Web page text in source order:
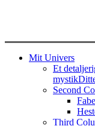
Close
Mit Univers
Et
mystik
Second
Third